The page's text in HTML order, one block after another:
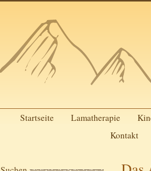
Startseite Lamatherapie
Kontakt